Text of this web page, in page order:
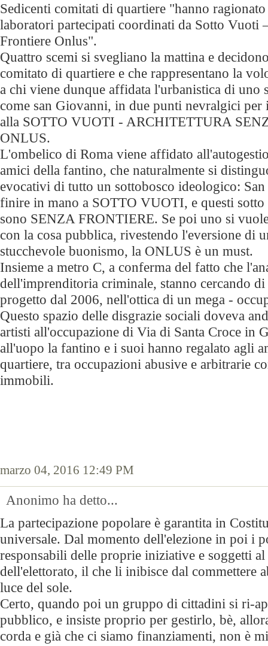
Sedicenti comitati di quartiere "hanno
laboratori partecipati coordinati da Sotto Vuoti
Frontiere Onlus".
Quattro scemi si svegliano la mattina e
comitato di quartiere e che rappresentano la
a chi viene dunque affidata l'urbanistica di uno
come san Giovanni, in due punti nevralgici
alla SOTTO VUOTI - ARCHITETTURA
ONLUS.
L'ombelico di Roma viene affidato
amici della fantino, che naturalmente si
evocativi di tutto un sottobosco ideologico:
finire in mano a SOTTO VUOTI, e questi sotto
sono SENZA FRONTIERE. Se poi uno si
con la cosa pubblica, rivestendo l'eversione di
stucchevole buonismo, la ONLUS è un must.
Insieme a metro C, a conferma del fatto che
dell'imprenditoria criminale, stanno cercando
progetto dal 2006, nell'ottica di un mega -
Questo spazio delle disgrazie sociali doveva
artisti all'occupazione di Via di Santa Croce in
all'uopo la fantino e i suoi hanno regalato agli
quartiere, tra occupazioni abusive e arbitrarie
immobili.
marzo 04, 2016 12:49 PM
Anonimo ha detto...
La partecipazione popolare è garantita in
universale. Dal momento dell'elezione in poi i
responsabili delle proprie iniziative e soggetti
dell'elettorato, il che li inibisce dal commettere
luce del sole.
Certo, quando poi un gruppo di cittadini si ri-
pubblico, e insiste proprio per gestirlo, bè,
corda e già che ci siamo finanziamenti, non è